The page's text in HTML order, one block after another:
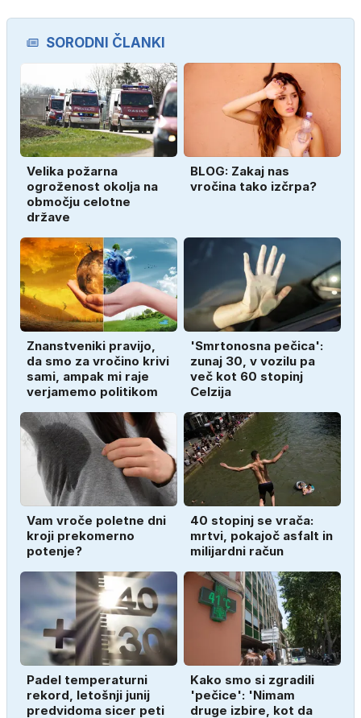
SORODNI ČLANKI
Velika požarna
ogroženost okolja na
območju celotne
države
BLOG: Zakaj nas
vročina tako izčrpa?
Znanstveniki pravijo,
da smo za vročino krivi
sami, ampak mi raje
verjamemo politikom
'Smrtonosna pečica':
zunaj 30, v vozilu pa
več kot 60 stopinj
Celzija
Vam vroče poletne dni
kroji prekomerno
potenje?
40 stopinj se vrača:
mrtvi, pokajoč asfalt in
milijardni račun
Padel temperaturni
rekord, letošnji junij
predvidoma sicer peti
Kako smo si zgradili
'pečice': 'Nimam
druge izbire, kot da